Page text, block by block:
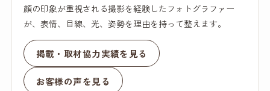
顔の印象が重視される撮影を経験したフォトグラファー
が、表情、目線、光、姿勢を理由を持って整えます。
掲載・取材協力実績を見る
お客様の声を見る